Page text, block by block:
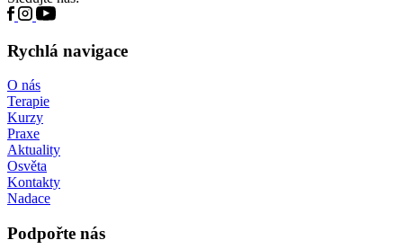
Rychlá navigace
O nás
Terapie
Kurzy
Praxe
Aktuality
Osvěta
Kontakty
Nadace
Podpořte nás